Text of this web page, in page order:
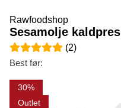
Rawfoodshop
Sesamolje
Gjennomsnittlig rangering
(2)
Best før:
30
Outlet
Produktbilder Sesamolje